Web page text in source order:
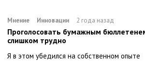
Мнение Инновации 2 года назад
Проголосовать бумажным
слишком трудно
Я в этом убедился на собственном опыте